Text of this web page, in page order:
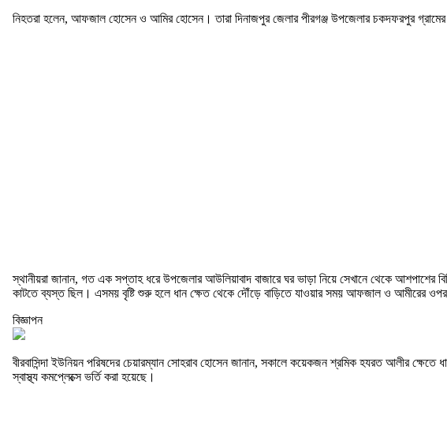
নিহতরা হলেন, আফজাল হোসেন ও আমির হোসেন। তারা দিনাজপুর জেলার পীরগঞ্জ উপজেলার চকদফরপুর গ্রামের
স্থানীয়রা জানান, গত এক সপ্তাহ ধরে উপজেলার আউলিয়াবাদ বাজারে ঘর ভাড়া নিয়ে সেখানে থেকে আশপাশের
কাটতে ব্যস্ত ছিল। এসময় বৃষ্টি শুরু হলে ধান ক্ষেত থেকে দৌঁড়ে বাড়িতে যাওয়ার সময় আফজাল ও আমীরের
বিজ্ঞাপন
বীরবাসিন্দা ইউনিয়ন পরিষদের চেয়ারম্যান সোহরাব হোসেন জানান, সকালে কয়েকজন শ্রমিক হযরত আলীর
স্বাস্থ্য কমপ্লেক্সে ভর্তি করা হয়েছে।